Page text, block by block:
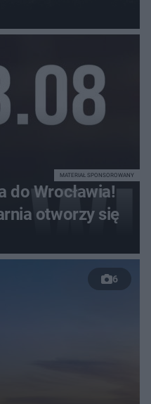
do Wrocławia!
otworzy się
MATERIAŁ SPONSOROWANY
6